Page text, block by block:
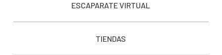
ESCAPARATE VIRTUAL
TIENDAS